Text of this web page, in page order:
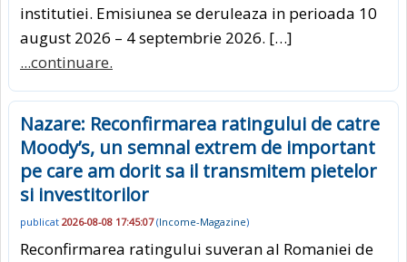
institutiei. Emisiunea se deruleaza in perioada 10
august 2026 – 4 septembrie 2026. […]
...continuare.
Nazare: Reconfirmarea ratingului de catre
Moody’s, un semnal extrem de important
pe care am dorit sa il transmitem pietelor
si investitorilor
publicat 2026-08-08 17:45:07(Income-Magazine)
Reconfirmarea ratingului suveran al Romaniei de